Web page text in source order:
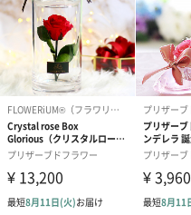
対応可能オプ
ション
【無料オプシ
・紙袋
・名前入れ（
・メッセージ
メッセージ（12
Happy Birthday
Love Forever
Will you marry
Thank You
Just For You
Happy Wedding
Anniversary
Happy White